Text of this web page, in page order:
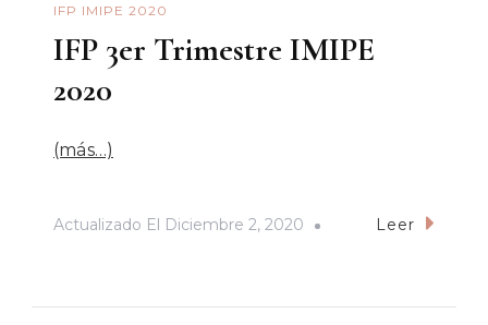
IFP IMIPE 2020
IFP 3er Trimestre IMIPE
2020
(más…)
Actualizado El Diciembre 2, 2020 Leer